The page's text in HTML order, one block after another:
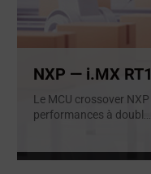
NXP — i.MX
Le MCU crossover
performances à doubl ...